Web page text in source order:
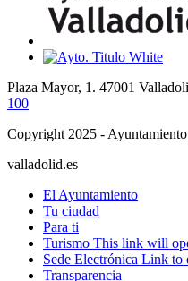
Plaza Mayor, 1. 47001
100
Copyright 2025 -
valladolid.es
El Ayuntamiento
Tu ciudad
Para ti
Turismo This link will
Sede Electrónica Link to
Transparencia